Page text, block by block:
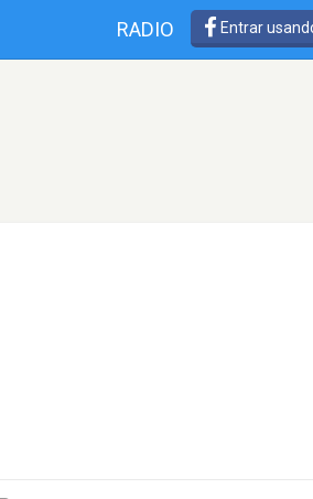
RADIO Entrar